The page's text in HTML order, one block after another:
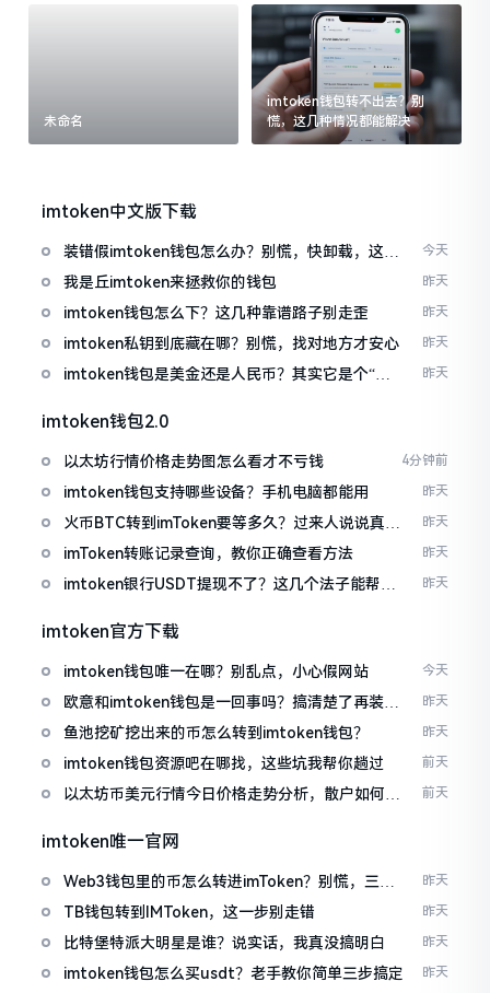
未命名
imtoken钱包转不出去？别
慌，这几种情况都能解决
imtoken中文版下载
装错假imtoken钱包怎么办？别慌，快卸载，这几
招能救急
今天
我是丘imtoken来拯救你的钱包 昨天
imtoken钱包怎么下？这几种靠谱路子别走歪 昨天
imtoken私钥到底藏在哪？别慌，找对地方才安心 昨天
imtoken钱包是美金还是人民币？其实它是个“多
昨天
imtoken钱包2.0
以太坊行情价格走势图怎么看才不亏钱 4分钟前
imtoken钱包支持哪些设备？手机电脑都能用 昨天
火币BTC转到imToken要等多久？过来人说说真实
情况
昨天
imToken转账记录查询，教你正确查看方法 昨天
imtoken银行USDT提现不了？这几个法子能帮你
昨天
imtoken官方下载
imtoken钱包唯一在哪？别乱点，小心假网站 今天
欧意和imtoken钱包是一回事吗？搞清楚了再装钱
包
昨天
鱼池挖矿挖出来的币怎么转到imtoken钱包？ 昨天
imtoken钱包资源吧在哪找，这些坑我帮你趟过 前天
以太坊币美元行情今日价格走势分析，散户如何避
前天
imtoken唯一官网
Web3钱包里的币怎么转进imToken？别慌，三步
搞定
昨天
TB钱包转到IMToken，这一步别走错 昨天
比特堡特派大明星是谁？说实话，我真没搞明白 昨天
imtoken钱包怎么买usdt？老手教你简单三步搞定 昨天